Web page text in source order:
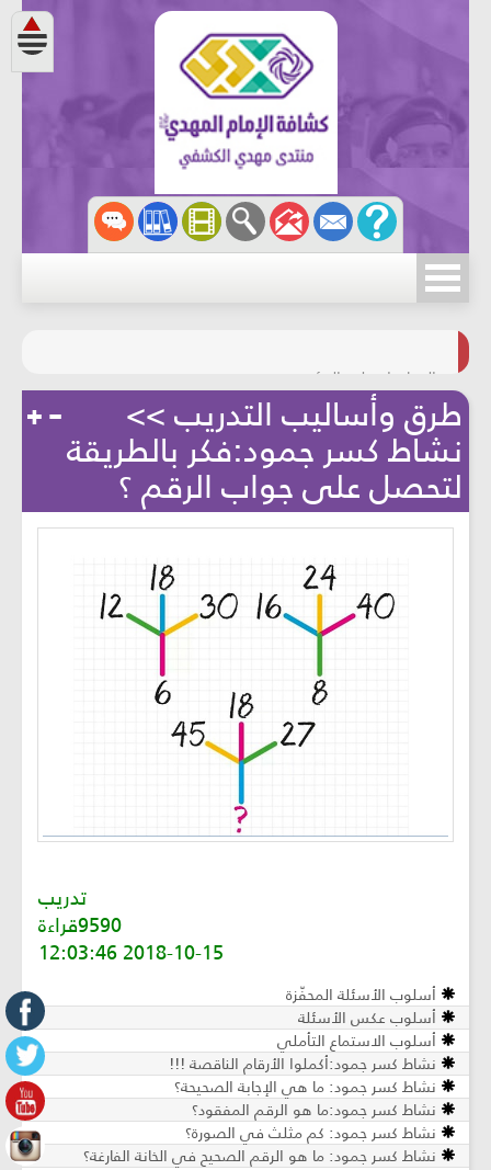
مسابقة الركب الحسينيّ
طرق وأساليب التدريب >>
نشاط كسر جمود:فكر بالطريقة
لتحصل على جواب الرقم ؟
تدريب
9590قراءة
2018-10-15 12:03:46
أسلوب الأسئلة المحفّزة
أسلوب عكس الأسئلة
أسلوب الاستماع التأملي
نشاط كسر جمود:أكملوا الأرقام الناقصة !!!
نشاط كسر جمود: ما هي الإجابة الصحيحة؟
نشاط كسر جمود:ما هو الرقم المفقود؟
نشاط كسر جمود: كم مثلث في الصورة؟
نشاط كسر جمود: ما هو الرقم الصحيح في الخانة الفارغة؟